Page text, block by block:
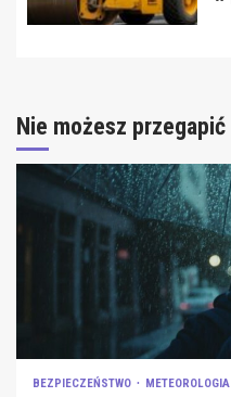
Nie możesz przegapić
BEZPIECZEŃSTWO METEOROLOGIA